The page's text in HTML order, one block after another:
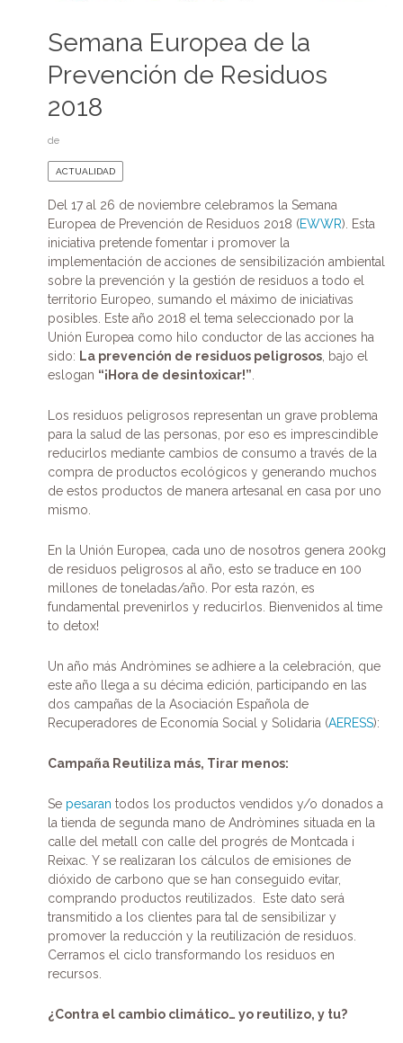
Semana Europea de la
Prevención de Residuos
2018
de
ACTUALIDAD
Del 17 al 26 de noviembre celebramos la Semana
Europea de Prevención de Residuos 2018 (EWWR). Esta
iniciativa pretende fomentar i promover la
implementación de acciones de sensibilización ambiental
sobre la prevención y la gestión de residuos a todo el
territorio Europeo, sumando el máximo de iniciativas
posibles. Este año 2018 el tema seleccionado por la
Unión Europea como hilo conductor de las acciones ha
sido: La prevención de residuos peligrosos, bajo el
eslogan “¡Hora de desintoxicar!”
Los residuos peligrosos representan un grave problema
para la salud de las personas, por eso es imprescindible
reducirlos mediante cambios de consumo a través de la
compra de productos ecológicos y generando muchos
de estos productos de manera artesanal en casa por uno
mismo.
En la Unión Europea, cada uno de nosotros genera 200kg
de residuos peligrosos al año, esto se traduce en 100
millones de toneladas/año. Por esta razón, es
fundamental prevenirlos y reducirlos. Bienvenidos al time
to detox!
Un año más Andròmines se adhiere a la celebración, que
este año llega a su décima edición, participando en las
dos campañas de la Asociación Española de
Recuperadores de Economía Social y Solidaria (AERESS):
Campaña Reutiliza más, Tirar menos:
Se pesaran todos los productos vendidos y/o donados a
la tienda de segunda mano de Andròmines situada en la
calle del metall con calle del progrés de Montcada i
Reixac. Y se realizaran los cálculos de emisiones de
dióxido de carbono que se han conseguido evitar,
comprando productos reutilizados.
Este dato será
transmitido a los clientes para tal de sensibilizar y
promover la reducción y la reutilización de residuos.
Cerramos el ciclo transformando los residuos en
recursos.
¿Contra el cambio climático… yo reutilizo, y tu?